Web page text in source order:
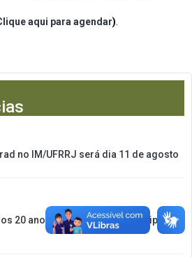
aqui para agendar)
no IM/UFRRJ será dia 11 de agosto
20 anos do Instituto Multidisciplinar